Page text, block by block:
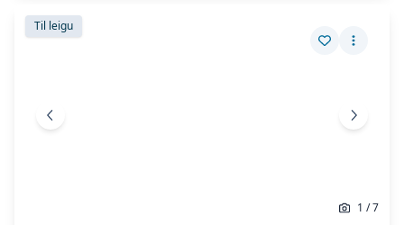
Skoða eignina
Til leigu
Vista eign
Fleiri
Skoða eignina
Fyrri mynd Næsta
1 /7